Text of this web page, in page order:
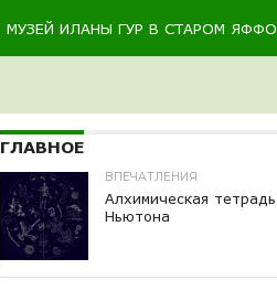
МУЗЕЙ ИЛАНЫ ГУР В СТАРОМ ЯФФО
ГЛАВНОЕ
ВПЕЧАТЛЕНИЯ
Алхимическая тетрадь
Ньютона